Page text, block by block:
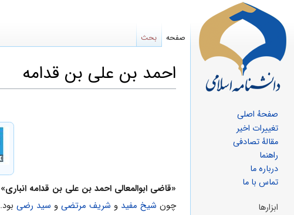
احمد بن علی بن قدامه
«قاضى ابوالمعالى احمد بن على بن قدامه انبارى»
چون شیخ مفید و شریف مرتضى و سید رضى بود.
صفحه بحث
صفحهٔ اصلی
تغییرات اخیر
مقالهٔ تصادفی
راهنما
درباره ما
تماس با ما
ابزارها